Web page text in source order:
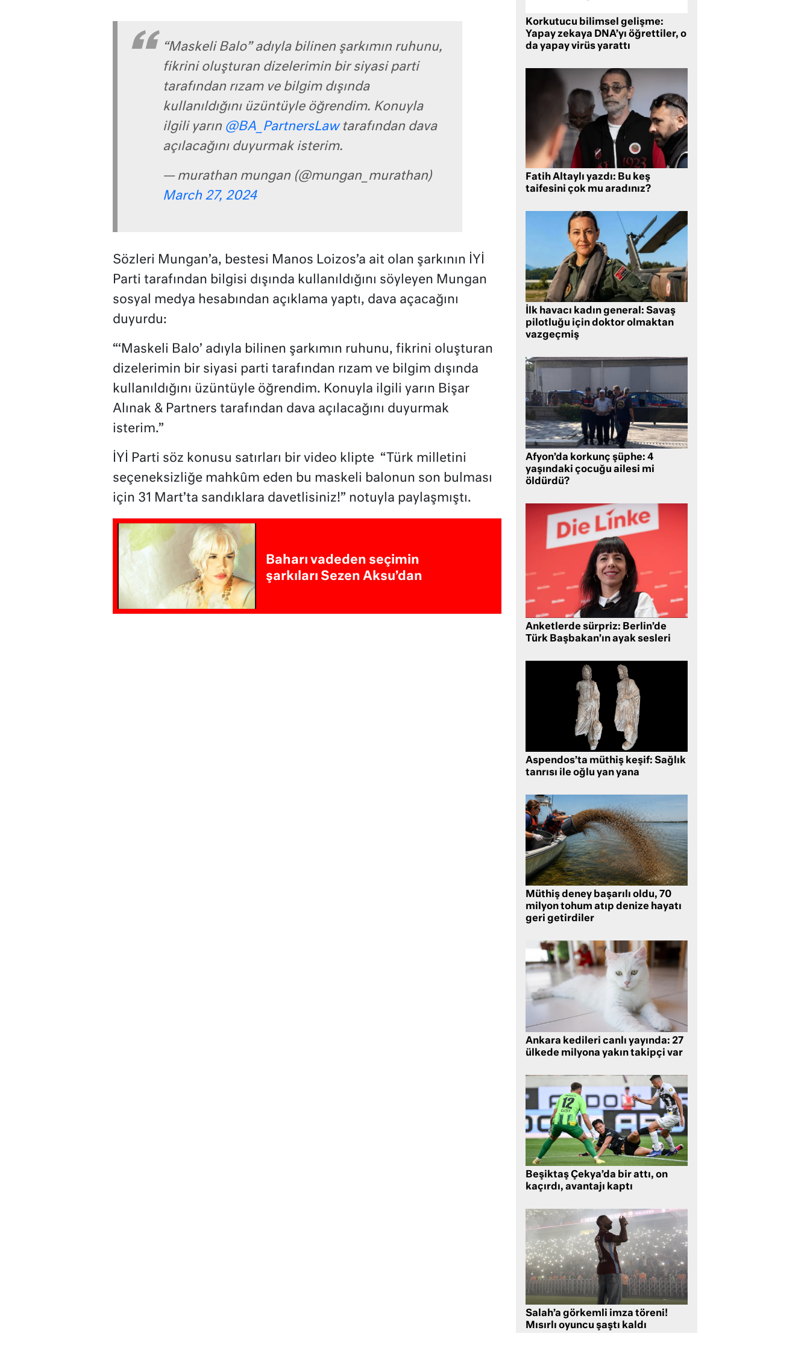
“Maskeli Balo” adıyla bilinen şarkımın ruhunu,
fikrini oluşturan dizelerimin bir siyasi parti
tarafından rızam ve bilgim dışında
kullanıldığını üzüntüyle öğrendim. Konuyla
ilgili yarın @BA_PartnersLawtarafından dava
açılacağını duyurmak isterim.
— murathan mungan (@mungan_murathan)
March 27, 2024
Sözleri Mungan’a, bestesi Manos Loizos’a ait olan şarkının İYİ
Parti tarafından bilgisi dışında kullanıldığını söyleyen Mungan
sosyal medya hesabından açıklama yaptı, dava açacağını
duyurdu:
“‘Maskeli Balo’ adıyla bilinen şarkımın ruhunu, fikrini oluşturan
dizelerimin bir siyasi parti tarafından rızam ve bilgim dışında
kullanıldığını üzüntüyle öğrendim. Konuyla ilgili yarın Bişar
Alınak & Partners tarafından dava açılacağını duyurmak
isterim.”
İYİ Parti söz konusu satırları bir video klipte “Türk milletini
seçeneksizliğe mahkûm eden bu maskeli balonun son bulması
için 31 Mart’ta sandıklara davetlisiniz!” notuyla paylaşmıştı.
Baharı vadeden seçimin
şarkıları Sezen Aksu’dan
Korkutucu bilimsel gelişme:
Yapay zekaya DNA’yı öğrettiler, o
da yapay virüs yarattı
Fatih Altaylı yazdı: Bu keş
taifesini çok mu aradınız?
İlk havacı kadın general: Savaş
pilotluğu için doktor olmaktan
vazgeçmiş
Afyon’da korkunç şüphe: 4
yaşındaki çocuğu ailesi mi
öldürdü?
Anketlerde sürpriz: Berlin’de
Türk Başbakan’ın ayak sesleri
Aspendos’ta müthiş keşif: Sağlık
tanrısı ile oğlu yan yana
Müthiş deney başarılı oldu, 70
milyon tohum atıp denize hayatı
geri getirdiler
Ankara kedileri canlı yayında: 27
ülkede milyona yakın takipçi var
Beşiktaş Çekya’da bir attı, on
kaçırdı, avantajı kaptı
Salah’a görkemli imza töreni!
Mısırlı oyuncu şaştı kaldı